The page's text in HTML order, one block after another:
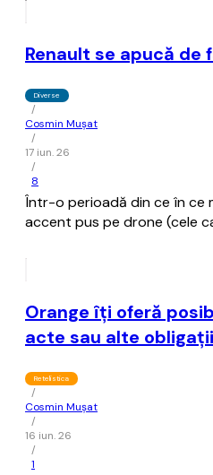
Renault se apucă
Diverse
/
Cosmin Mușat
/
17 iun. 26
/
8
Într-o perioadă din ce în ce
accent pus pe drone (cele
Orange îţi oferă
acte sau alte
Retelistica
/
Cosmin Mușat
/
16 iun. 26
/
1